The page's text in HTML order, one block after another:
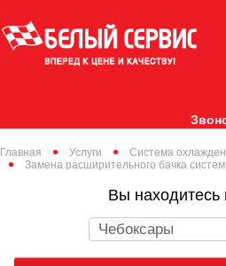
Главная Услуги
Система
Замена расширительного бачка
Вы находитесь
Чебоксары